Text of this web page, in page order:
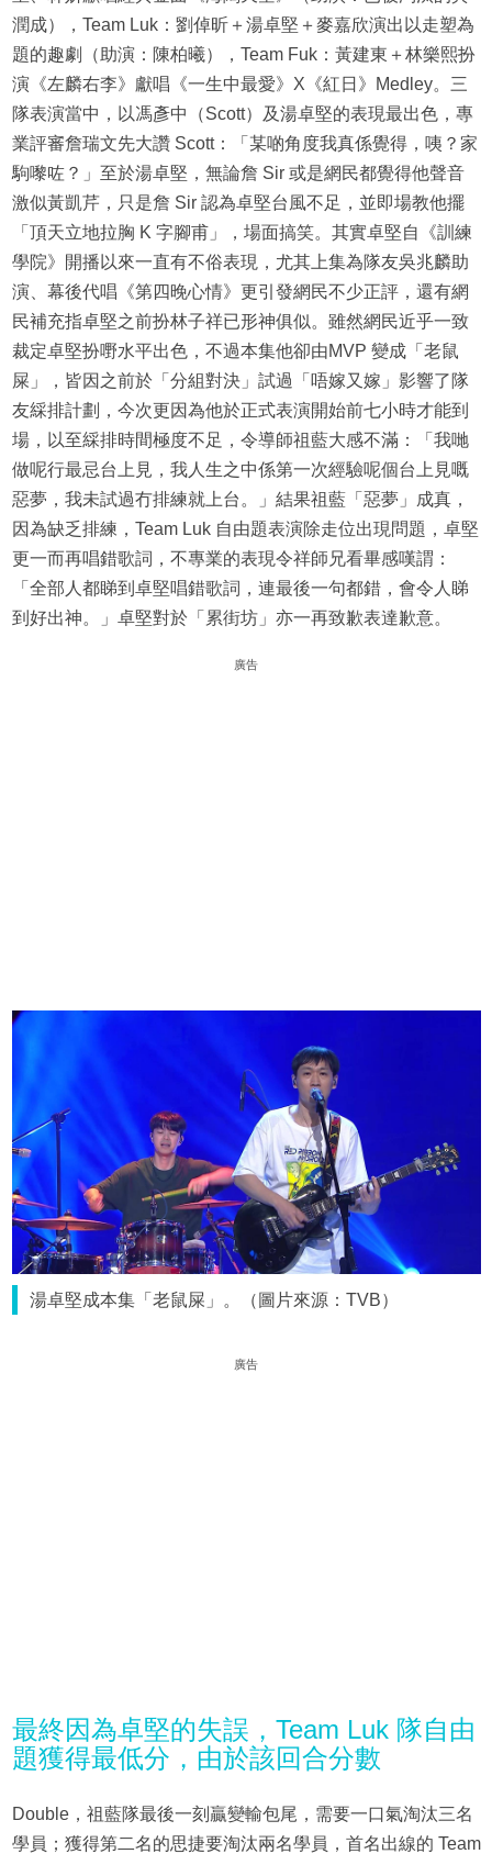
潤成），Team Luk：劉倬昕＋湯卓堅＋麥嘉欣演出以走塑為
題的趣劇（助演：陳柏曦），Team Fuk：黃建東＋林樂熙扮
演《左麟右李》獻唱《一生中最愛》X《紅日》Medley。三
隊表演當中，以馮彥中（Scott）及湯卓堅的表現最出色，專
業評審詹瑞文先大讚 Scott：「某啲角度我真係覺得，咦？家
駒嚟咗？」至於湯卓堅，無論詹 Sir 或是網民都覺得他聲音
激似黃凱芹，只是詹 Sir 認為卓堅台風不足，並即場教他擺
「頂天立地拉胸 K 字腳甫」，場面搞笑。其實卓堅自《訓練
學院》開播以來一直有不俗表現，尤其上集為隊友吳兆麟助
演、幕後代唱《第四晚心情》更引發網民不少正評，還有網
民補充指卓堅之前扮林子祥已形神俱似。雖然網民近乎一致
裁定卓堅扮嘢水平出色，不過本集他卻由MVP 變成「老鼠
屎」，皆因之前於「分組對決」試過「唔嫁又嫁」影響了隊
友綵排計劃，今次更因為他於正式表演開始前七小時才能到
場，以至綵排時間極度不足，令導師祖藍大感不滿：「我哋
做呢行最忌台上見，我人生之中係第一次經驗呢個台上見嘅
惡夢，我未試過冇排練就上台。」結果祖藍「惡夢」成真，
因為缺乏排練，Team Luk 自由題表演除走位出現問題，卓堅
更一而再唱錯歌詞，不專業的表現令祥師兄看畢感嘆謂：
「全部人都睇到卓堅唱錯歌詞，連最後一句都錯，會令人睇
到好出神。」卓堅對於「累街坊」亦一再致歉表達歉意。
廣告
湯卓堅成本集「老鼠屎」。（圖片來源：TVB）
廣告
最終因為卓堅的失誤，Team Luk 隊自由
題獲得最低分，由於該回合分數
Double，祖藍隊最後一刻贏變輸包尾，需要一口氣淘汰三名
學員；獲得第二名的思捷要淘汰兩名學員，首名出線的 Team